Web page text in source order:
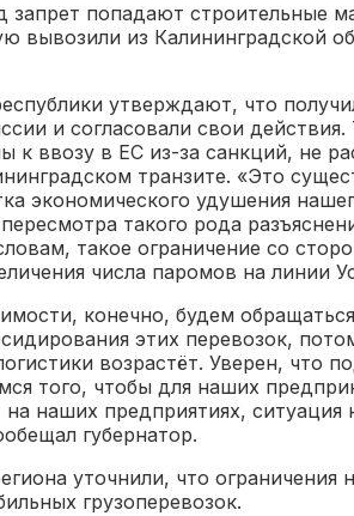
запрет попадают строительные
вывозили из Калининградской
утверждают, что
и согласовали свои
к ввозу в ЕС из-за санкций, не
транзите. «Это
экономического удушения
такого рода
такое ограничение со
числа паромов на линии
конечно, будем
этих перевозок,
возрастёт. Уверен, что
того, чтобы для наших
наших предприятиях, ситуация
губернатор.
уточнили, что ограничения
грузоперевозок.